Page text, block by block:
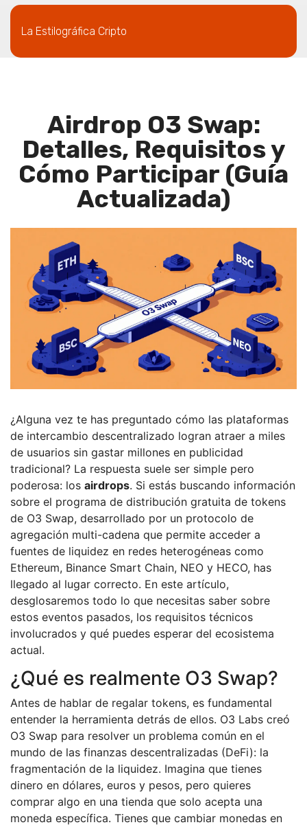
La Estilográfica Cripto
Airdrop O3 Swap:
Detalles, Requisitos y
Cómo Participar (Guía
Actualizada)
¿Alguna vez te has preguntado cómo las plataformas
de intercambio descentralizado logran atraer a miles
de usuarios sin gastar millones en publicidad
tradicional? La respuesta suele ser simple pero
poderosa: los airdrops. Si estás buscando información
sobre el programa de distribución gratuita de tokens
de O3 Swap, desarrollado por un protocolo de
agregación multi-cadena que permite acceder a
fuentes de liquidez en redes heterogéneas como
Ethereum, Binance Smart Chain, NEO y HECO, has
llegado al lugar correcto. En este artículo,
desglosaremos todo lo que necesitas saber sobre
estos eventos pasados, los requisitos técnicos
involucrados y qué puedes esperar del ecosistema
actual.
¿Qué es realmente O3 Swap?
Antes de hablar de regalar tokens, es fundamental
entender la herramienta detrás de ellos. O3 Labs creó
O3 Swap para resolver un problema común en el
mundo de las finanzas descentralizadas (DeFi): la
fragmentación de la liquidez. Imagina que tienes
dinero en dólares, euros y pesos, pero quieres
comprar algo en una tienda que solo acepta una
moneda específica. Tienes que cambiar monedas en